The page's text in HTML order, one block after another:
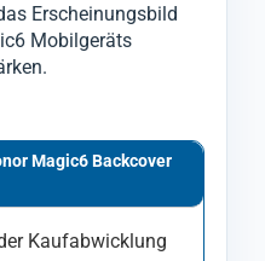
Erscheinungsbild
Mobilgeräts
Magic6 Backcover
Kaufabwicklung